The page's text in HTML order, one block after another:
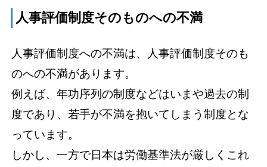
人事評価制度そのものへの不満
人事評価制度への不満は、人事評価制度そのも
のへの不満があります。
例えば、年功序列の制度などはいまや過去の制
度であり、若手が不満を抱いてしまう制度とな
っています。
しかし、一方で日本は労働基準法が厳しくこれ